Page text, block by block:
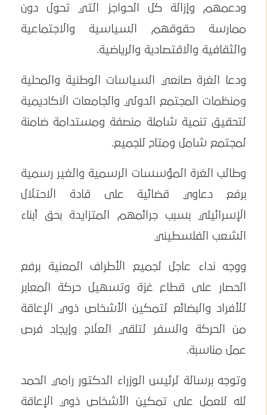
ودعمهم وإزالة كل الحواجز التي تحول دون
ممارسة حقوقهم السياسية والاجتماعية
والثقافية والاقتصادية والرياضية.
ودعا الغرة صانعي السياسات الوطنية والمحلية
ومنظمات المجتمع الدولي والجامعات الاكاديمية
لتحقيق تنمية شاملة منصفة ومستدامة ضامنة
لمجتمع شامل ومتاح للجميع.
وطالب الغرة المؤسسات الرسمية والغير رسمية
برفع دعاوي قضائية على قادة الاحتلال
الإسرائيلي بسبب جرائمهم المتزايدة بحق أبناء
الشعب الفلسطيني
ووجه نداء عاجل لجميع الأطراف المعنية برفع
الحصار على قطاع غزة وتسهيل حركة المعابر
للأفراد والبضائع لتمكين الأشخاص ذوي الإعاقة
من الحركة والسفر لتلقي العلاج وإيجاد فرص
عمل مناسبة.
وتوجه برسالة لرئيس الوزراء الدكتور رامي الحمد
لله للعمل على تمكين الأشخاص ذوي الإعاقة